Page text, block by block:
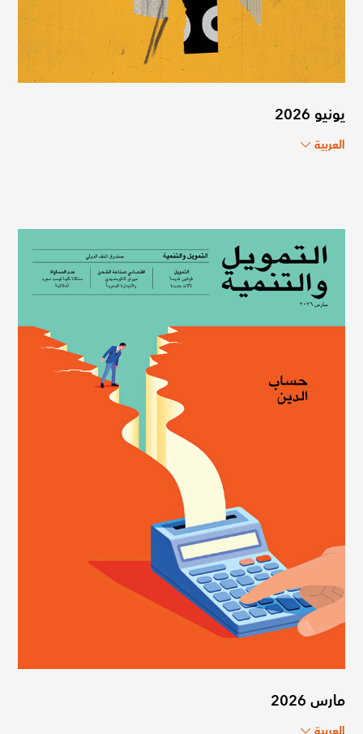
يونيو 2026
العربية
مارس 2026